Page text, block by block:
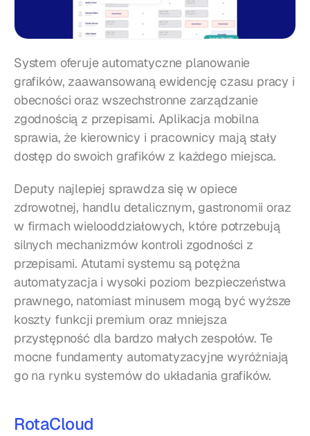
System oferuje automatyczne planowanie
grafików, zaawansowaną ewidencję czasu pracy i
obecności oraz wszechstronne zarządzanie
zgodnością z przepisami. Aplikacja mobilna
sprawia, że kierownicy i pracownicy mają stały
dostęp do swoich grafików z każdego miejsca.
Deputy najlepiej sprawdza się w opiece
zdrowotnej, handlu detalicznym, gastronomii oraz
w firmach wielooddziałowych, które potrzebują
silnych mechanizmów kontroli zgodności z
przepisami. Atutami systemu są potężna
automatyzacja i wysoki poziom bezpieczeństwa
prawnego, natomiast minusem mogą być wyższe
koszty funkcji premium oraz mniejsza
przystępność dla bardzo małych zespołów. Te
mocne fundamenty automatyzacyjne wyróżniają
go na rynku systemów do układania grafików.
RotaCloud